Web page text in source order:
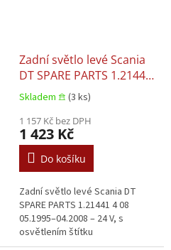
Zadní světlo levé Scania
DT SPARE PARTS 1.21441
4 08 05.1995–04.2008
Skladem 𖠿 (3 ks)
1 157 Kč bez DPH
1 423 Kč
Do košíku
Zadní světlo levé Scania DT
SPARE PARTS 1.21441 4 08
05.1995–04.2008 – 24 V, s
osvětlením štítku